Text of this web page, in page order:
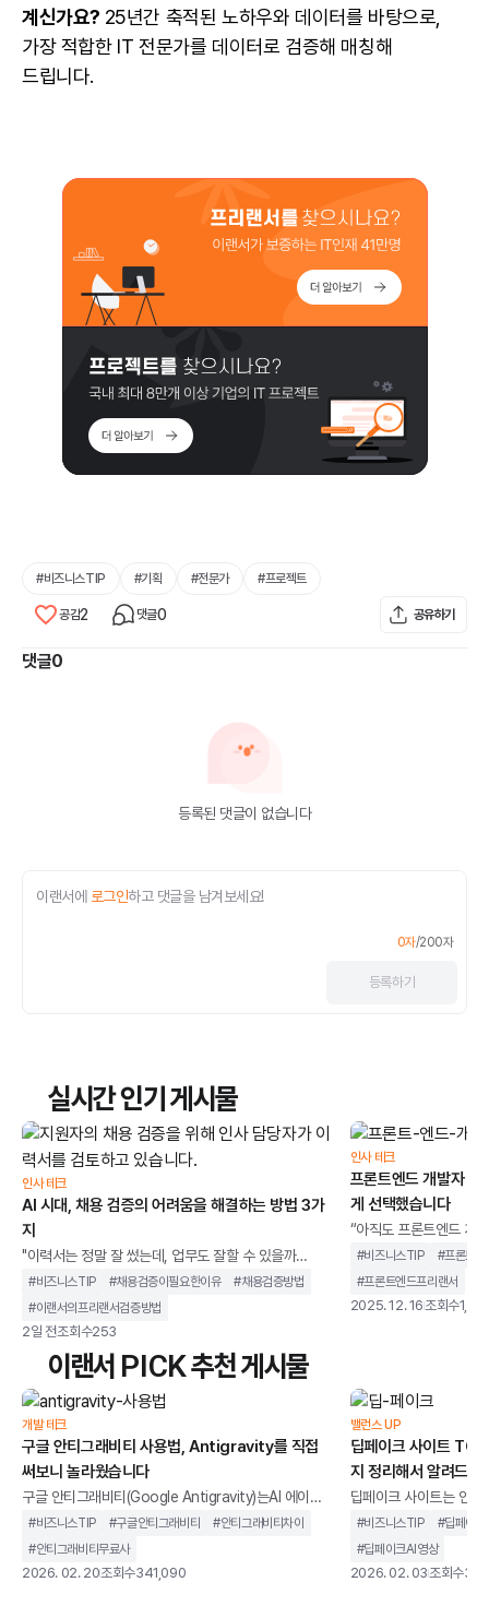
계신가요? 25년간 축적된 노하우와 데이터를 바탕으로,
가장 적합한 IT 전문가를 데이터로 검증해 매칭해
드립니다.
#비즈니스TIP #기획 #전문가 #프로젝트
공감2 댓글0 공유하기
댓글0
등록된 댓글이 없습니다
이랜서에 로그인하고 댓글을 남겨보세요!
0자/200자
등록하기
실시간 인기 게시물
인사 테크
AI 시대, 채용 검증의 어려움을 해결하는 방법 3가
지
"이력서는 정말 잘 썼는데, 업무도 잘할 수 있을까
요?”"작성된 내용이 실제 경험인지, AI가 보완한 표현인
지 어떻게 확인해야 할까요?”기업들은 업무 부담을 줄
이기 위해 이력서 검토와 지원자 평가에 AI를 활용하지
만채용 담당자는 지원자의 경험과 역량을 검증하는 일
이 오히려 더 어려워졌다고 말합니다.이번 글에서는AI
활용 확산 이후 채용 검증이 더 어려워진 이유를 살펴보
고, 이를 해결하는 방법 3가지를 정리해보겠습니다.끝
까지 읽어보시면 채용 검증 과정에서 무엇을 확인해야
하는지 판단 기준을 세우는 데 도움이 되실 겁니다.채용
검증 핵
#비즈니스TIP #채용검증이필요한이유 #채용검증방법
#이랜서의프리랜서검증방법
2일 전조회수253
인사 테크
프론트엔드 개발자
게 선택했습니다
“아직도 프론트엔드 개
정은 다가오는데, 화면
용자 화면은 예상과 다
형은 제대로 작동하지
적힌 경력과 기술 스택
다. 면접에서는 기술 용
을 고려한 화면 설계나
았
#비즈니스TIP #프론트
#프론트엔드프리랜서
2025. 12. 16조회수
이랜서 PICK 추천 게시물
개발 테크
구글 안티그래비티 사용법, Antigravity를 직접
써보니 놀라웠습니다
구글 안티그래비티(Google Antigravity)는AI 에이전
트를 중심으로 설계된 통합 개발 환경을 말합니다. 단순
히 코드 자동완성을 제공하는 도구가 아니라,개발 작업
을 계획하고 실행까지 이어가는 구조를 지향합니다.기
#비즈니스TIP #구글안티그래비티 #안티그래비티차이
#안티그래비티무료사
2026. 02. 20조회수341,090
밸런스 UP
딥페이크 사이트
지 정리해서 알려드립
딥페이크 사이트는 인
굴이나 음성을 합성하
생성할 수 있는 웹 기반
니다.과거에는 전문 장
#비즈니스TIP #딥페이
#딥페이크AI영상
2026. 02. 03조회수